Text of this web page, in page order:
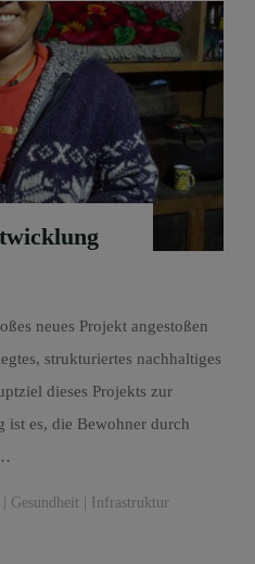
neues Projekt angestoßen
strukturiertes nachhaltiges
dieses Projekts zur
es, die Bewohner durch
Gesundheit Infrastruktur